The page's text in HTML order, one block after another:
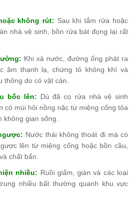
không rút: Sau khi tắm rửa hoặc
nhà vệ sinh, bồn rửa bát đọng lại rất
Khi xả nước, đường ống phát ra
âm thanh lạ, chứng tỏ không khí và
thông do có vật cản.
bốc lên: Dù đã cọ rửa nhà vệ sinh
có mùi hôi nồng nặc từ miệng cống tỏa
gian sống.
Nước thải không thoát đi mà có
lên từ miệng cống hoặc bồn cầu,
chất bẩn.
nhiều: Ruồi giấm, gián và các loại
nhiều bất thường quanh khu vực